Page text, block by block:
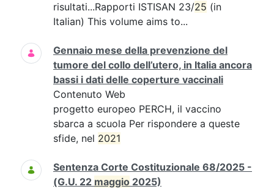
risultati...Rapporti ISTISAN 23/25 (in
Italian) This volume aims to...
Gennaio mese della prevenzione del
tumore del collo dell’utero, in Italia ancora
bassi i dati delle coperture vaccinali
Contenuto Web
progetto europeo PERCH, il vaccino
sbarca a scuola Per rispondere a queste
sfide, nel 2021
Sentenza Corte Costituzionale 68/2025 -
(G.U. 22 maggio 2025)